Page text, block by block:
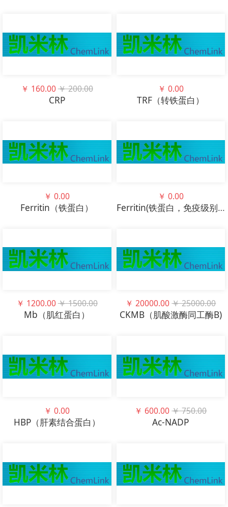
￥ 160.00￥200.00
CRP
￥ 0.00
TRF（转铁蛋白）
￥ 0.00
Ferritin（铁蛋白）
￥ 0.00
Ferritin(铁蛋白，免疫级别）
￥ 1200.00￥1500.00
Mb（肌红蛋白）
￥ 20000.00￥25000.00
CKMB（肌酸激酶同工酶B)
￥ 0.00
HBP（肝素结合蛋白）
￥ 600.00￥750.00
Ac-NADP